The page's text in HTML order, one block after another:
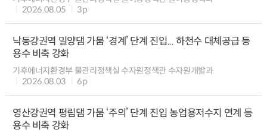
2026.08.05
3p
낙동강권역 밀양댐 가뭄 ‘경계’ 단계 진입... 하천수 대체공급 등
용수 비축 강화
기후에너지환경부 물관리정책실 수자원정책관 수자원개발과
2026.08.03
6p
영산강권역 평림댐 가뭄 ‘주의’ 단계 진입 농업용저수지 연계 등
용수 비축 강화